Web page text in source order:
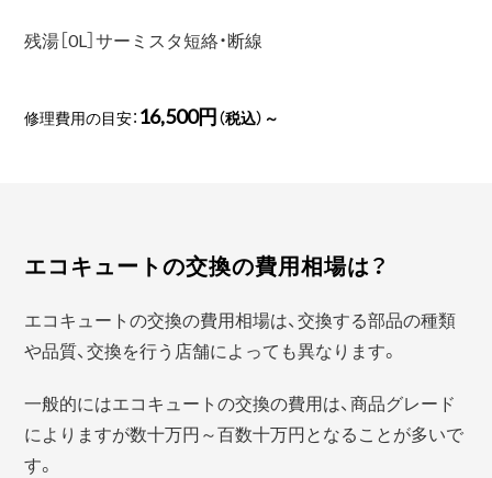
残湯［0L］サーミスタ短絡・断線
修理費用の目安： 16,500円（税込）～
エコキュートの交換の費用相場は？
エコキュートの交換の費用相場は、交換する部品の種類
や品質、交換を行う店舗によっても異なります。
一般的にはエコキュートの交換の費用は、商品グレード
によりますが数十万円～百数十万円となることが多いで
す。